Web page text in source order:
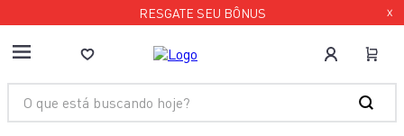
RESGATE SEU BÔNUS X
O que está buscando hoje?